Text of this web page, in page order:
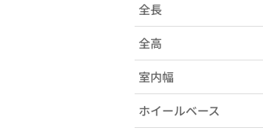
全長
全高
室内幅
ホイールベース